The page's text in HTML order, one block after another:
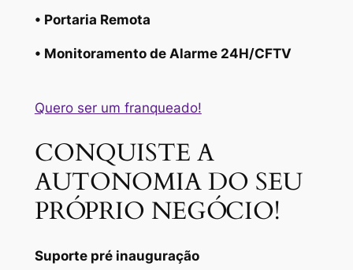
• Portaria Remota
• Monitoramento de Alarme 24H/CFTV
Quero ser um franqueado!
CONQUISTE A
AUTONOMIA DO SEU
PRÓPRIO NEGÓCIO!
Suporte pré inauguração